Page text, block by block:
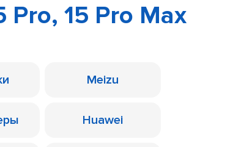
Pro, 15 Pro Max
Meizu
Huawei